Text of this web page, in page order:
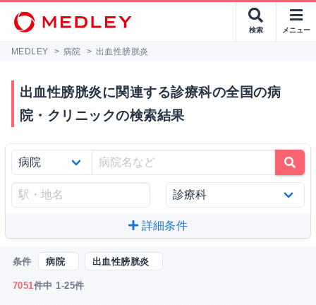
検索 メニュー
MEDLEY > 病院 > 出血性膀胱炎
出血性膀胱炎に関連する診療科の全国の病
院・クリニックの検索結果
詳細条件
条件 病院 出血性膀胱炎
7051件中 1-25件